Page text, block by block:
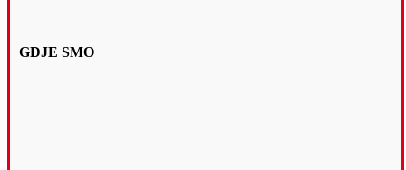
GDJE SMO